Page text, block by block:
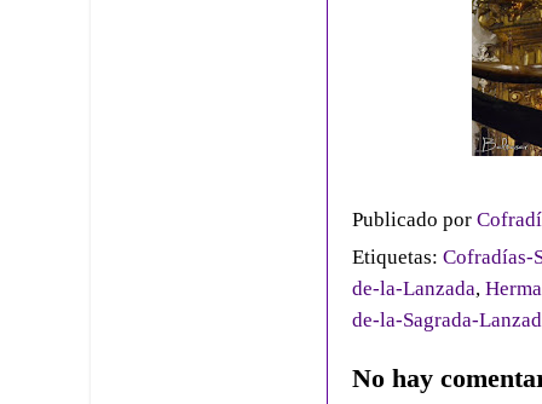
Publicado por
Etiquetas: Cofradías-
de-la-Lanzada,
de-la-Sagrada-
No hay